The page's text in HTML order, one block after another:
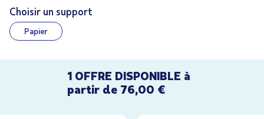
gallery
Choisir un support
Papier
1 OFFRE DISPONIBLE à
partir de 76,00 €